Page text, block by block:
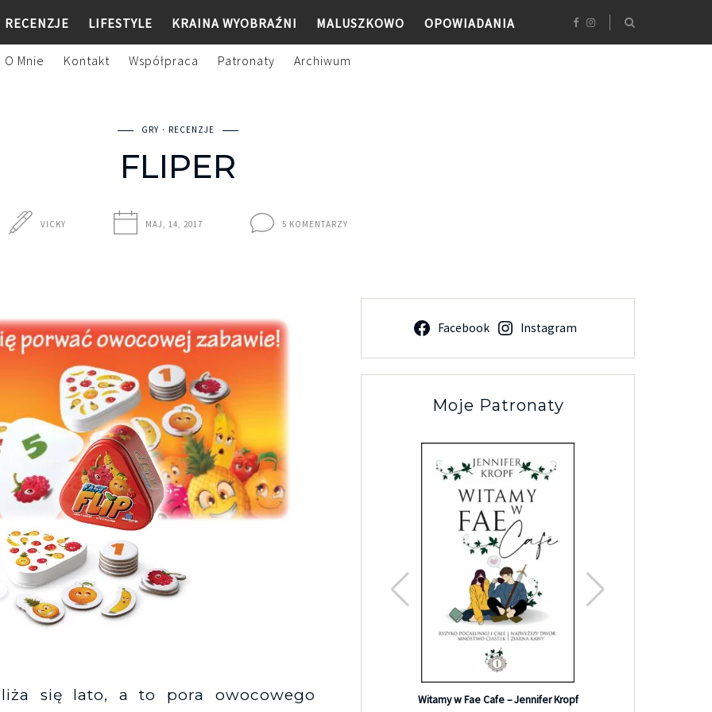
RECENZJE LIFESTYLE KRAINA WYOBRAŹNI MALUSZKOWO OPOWIADANIA
O Mnie Kontakt Współpraca Patronaty Archiwum
GRY RECENZJE
FLIPER
VICKY MAJ, 14, 2017 5 KOMENTARZY
się lato, a to pora owocowego
Facebook Instagram
Moje Patronaty
Witamy w Fae Cafe – Jennifer Kropf